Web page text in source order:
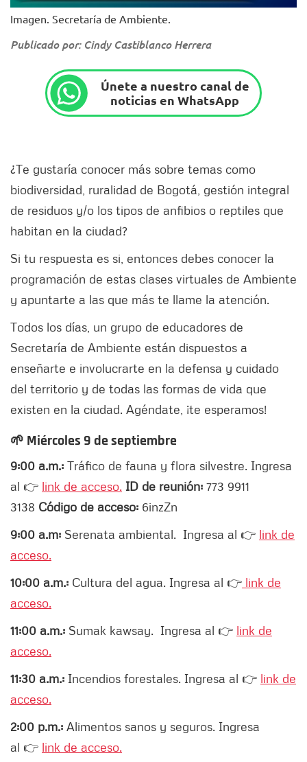
Imagen. Secretaría de Ambiente.
Publicado por: Cindy Castiblanco Herrera
Únete a nuestro canal de
noticias en WhatsApp
¿Te gustaría conocer más sobre temas como
biodiversidad, ruralidad de Bogotá, gestión integral
de residuos y/o los tipos de anfibios o reptiles que
habitan en la ciudad?
Si tu respuesta es si, entonces debes conocer la
programación de estas clases virtuales de Ambiente
y apuntarte a las que más te llame la atención.
Todos los días, un grupo de educadores de
Secretaría de Ambiente están dispuestos a
enseñarte e involucrarte en la defensa y cuidado
del territorio y de todas las formas de vida que
existen en la ciudad. Agéndate, ¡te esperamos!
🌱 Miércoles 9 de septiembre
9:00 a.m.: Tráfico de fauna y flora silvestre. Ingresa
al 👉 link de acceso. ID de reunión: 773 9911
3138 Código de acceso: 6inzZn
9:00 a.m: Serenata ambiental. Ingresa al 👉 link de
acceso.
10:00 a.m.: Cultura del agua. Ingresa al 👉 link de
acceso.
11:00 a.m.: Sumak kawsay. Ingresa al 👉 link de
acceso.
11:30 a.m.: Incendios forestales. Ingresa al 👉 link de
acceso.
2:00 p.m.: Alimentos sanos y seguros. Ingresa
al 👉 link de acceso.